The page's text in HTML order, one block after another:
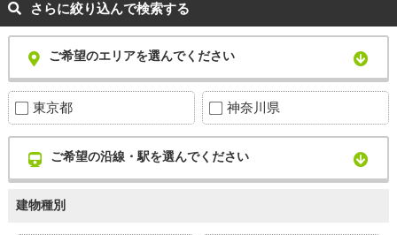
さらに絞り込んで検索する
ご希望のエリアを選んでください
東京都 神奈川県
ご希望の沿線・駅を選んでください
建物種別